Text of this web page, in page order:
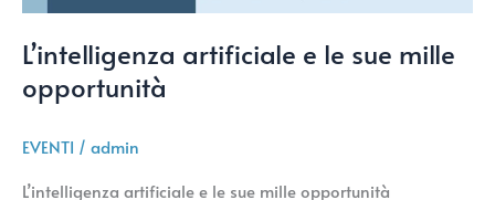
L’intelligenza artificiale e le sue mille
opportunità
EVENTI / admin
L’intelligenza artificiale e le sue mille opportunità